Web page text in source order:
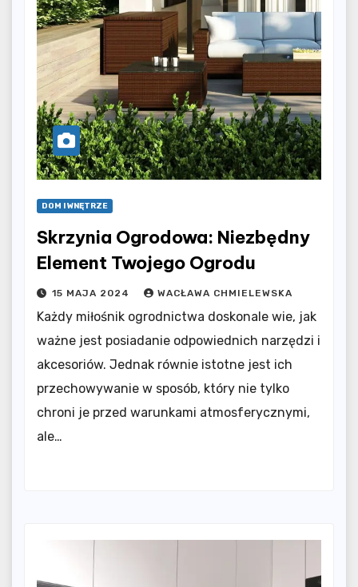
DOM I WNĘTRZE
Skrzynia Ogrodowa: Niezbędny
Element Twojego Ogrodu
15 MAJA 2024 WACŁAWA CHMIELEWSKA
Każdy miłośnik ogrodnictwa doskonale wie, jak
ważne jest posiadanie odpowiednich narzędzi i
akcesoriów. Jednak równie istotne jest ich
przechowywanie w sposób, który nie tylko
chroni je przed warunkami atmosferycznymi,
ale…